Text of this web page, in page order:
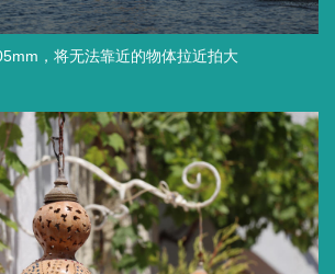
，将无法靠近的物体拉近拍大